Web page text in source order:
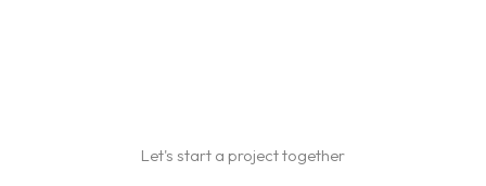
Let's start a project together